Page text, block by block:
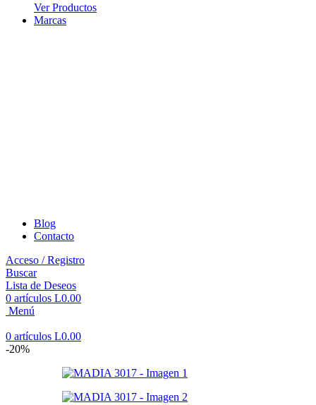
Ver Productos
Marcas
Blog
Contacto
Acceso / Registro
Buscar
Lista de Deseos
0 artículos L0.00
Menú
0 artículos L0.00
-20%